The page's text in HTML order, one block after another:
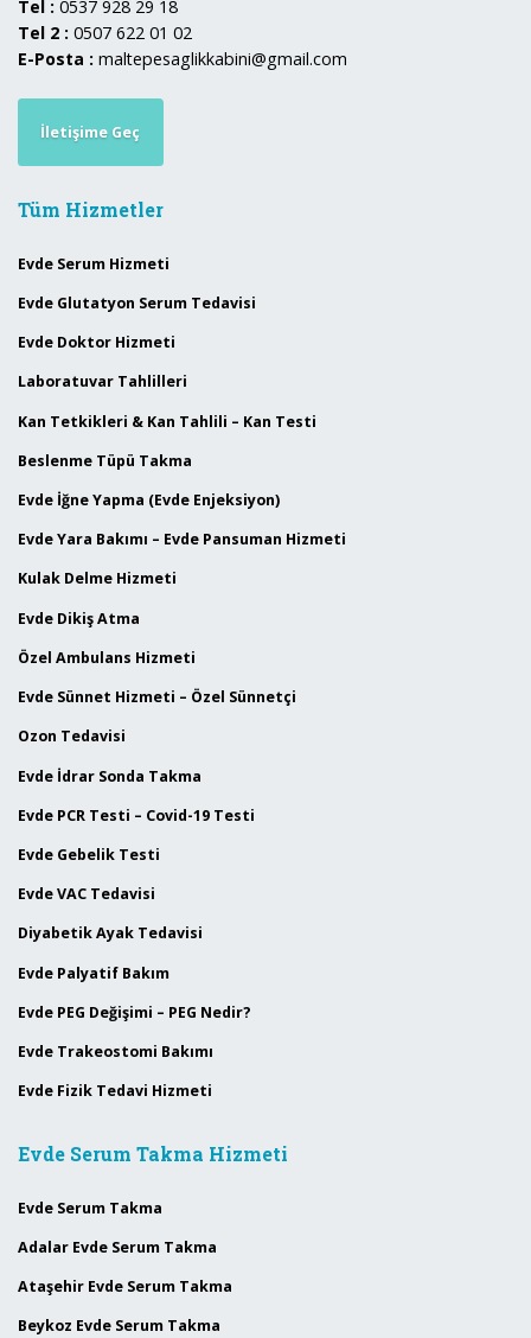
Tel : 0537 928 29 18
Tel 2 : 0507 622 01 02
E-Posta : maltepesaglikkabini@gmail.com
İletişime Geç
Tüm Hizmetler
Evde Serum Hizmeti
Evde Glutatyon Serum Tedavisi
Evde Doktor Hizmeti
Laboratuvar Tahlilleri
Kan Tetkikleri & Kan Tahlili – Kan Testi
Beslenme Tüpü Takma
Evde İğne Yapma (Evde Enjeksiyon)
Evde Yara Bakımı – Evde Pansuman Hizmeti
Kulak Delme Hizmeti
Evde Dikiş Atma
Özel Ambulans Hizmeti
Evde Sünnet Hizmeti – Özel Sünnetçi
Ozon Tedavisi
Evde İdrar Sonda Takma
Evde PCR Testi – Covid-19 Testi
Evde Gebelik Testi
Evde VAC Tedavisi
Diyabetik Ayak Tedavisi
Evde Palyatif Bakım
Evde PEG Değişimi – PEG Nedir?
Evde Trakeostomi Bakımı
Evde Fizik Tedavi Hizmeti
Evde Serum Takma Hizmeti
Evde Serum Takma
Adalar Evde Serum Takma
Ataşehir Evde Serum Takma
Beykoz Evde Serum Takma